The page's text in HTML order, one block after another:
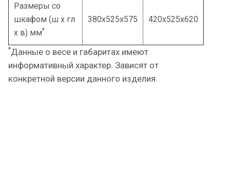
Размеры со
шкафом (ш x гл
x в) мм*
380x525x575 420x525x620
*Данные о весе и габаритах имеют
информативный характер. Зависят от
конкретной версии данного изделия.